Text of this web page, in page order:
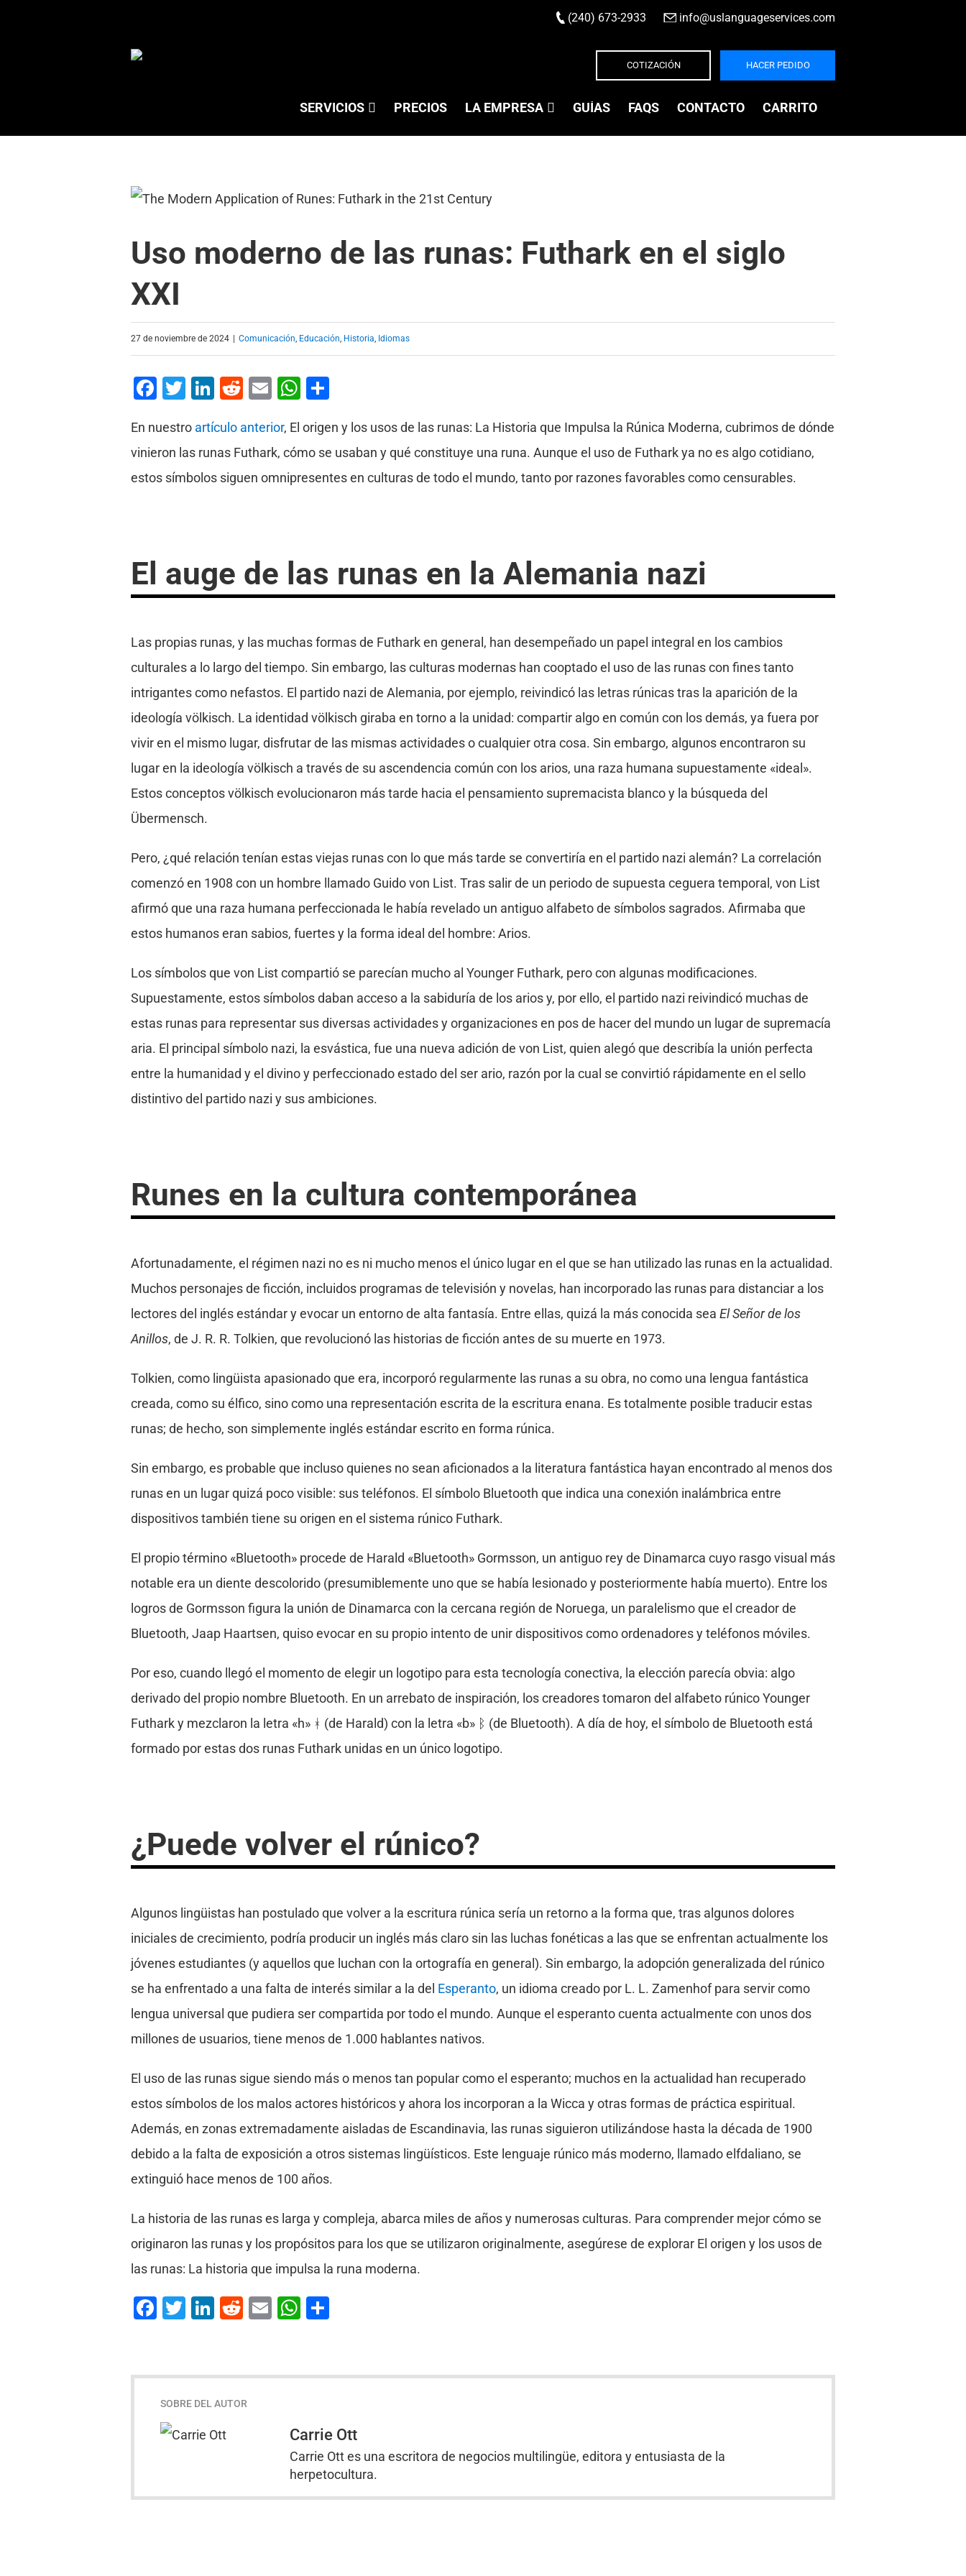
(240) 673-2933 info@uslanguageservices.com
COTIZACIÓN HACER PEDIDO
SERVICIOS PRECIOS LA EMPRESA GUÍAS FAQS CONTACTO CARRITO
Uso moderno de las runas: Futhark en el siglo
XXI
27 de noviembre de 2024 Comunicación, Educación, Historia, Idiomas
Facebook
Twitter
LinkedIn
Reddit
EmailWhatsApp
En nuestro artículo anterior, El origen y los usos de las runas: La Historia que Impulsa la Rúnica Moderna, cubrimos de dónde
vinieron las runas Futhark, cómo se usaban y qué constituye una runa. Aunque el uso de Futhark ya no es algo cotidiano,
estos símbolos siguen omnipresentes en culturas de todo el mundo, tanto por razones favorables como censurables.
El auge de las runas en la Alemania nazi
Las propias runas, y las muchas formas de Futhark en general, han desempeñado un papel integral en los cambios
culturales a lo largo del tiempo. Sin embargo, las culturas modernas han cooptado el uso de las runas con fines tanto
intrigantes como nefastos. El partido nazi de Alemania, por ejemplo, reivindicó las letras rúnicas tras la aparición de la
ideología völkisch. La identidad völkisch giraba en torno a la unidad: compartir algo en común con los demás, ya fuera por
vivir en el mismo lugar, disfrutar de las mismas actividades o cualquier otra cosa. Sin embargo, algunos encontraron su
lugar en la ideología völkisch a través de su ascendencia común con los arios, una raza humana supuestamente «ideal».
Estos conceptos völkisch evolucionaron más tarde hacia el pensamiento supremacista blanco y la búsqueda del
Übermensch.
Pero, ¿qué relación tenían estas viejas runas con lo que más tarde se convertiría en el partido nazi alemán? La correlación
comenzó en 1908 con un hombre llamado Guido von List. Tras salir de un periodo de supuesta ceguera temporal, von List
afirmó que una raza humana perfeccionada le había revelado un antiguo alfabeto de símbolos sagrados. Afirmaba que
estos humanos eran sabios, fuertes y la forma ideal del hombre: Arios.
Los símbolos que von List compartió se parecían mucho al Younger Futhark, pero con algunas modificaciones.
Supuestamente, estos símbolos daban acceso a la sabiduría de los arios y, por ello, el partido nazi reivindicó muchas de
estas runas para representar sus diversas actividades y organizaciones en pos de hacer del mundo un lugar de supremacía
aria. El principal símbolo nazi, la esvástica, fue una nueva adición de von List, quien alegó que describía la unión perfecta
entre la humanidad y el divino y perfeccionado estado del ser ario, razón por la cual se convirtió rápidamente en el sello
distintivo del partido nazi y sus ambiciones.
Runes en la cultura contemporánea
Afortunadamente, el régimen nazi no es ni mucho menos el único lugar en el que se han utilizado las runas en la actualidad.
Muchos personajes de ficción, incluidos programas de televisión y novelas, han incorporado las runas para distanciar a los
lectores del inglés estándar y evocar un entorno de alta fantasía. Entre ellas, quizá la más conocida sea El Señor de los
Anillos, de J. R. R. Tolkien, que revolucionó las historias de ficción antes de su muerte en 1973.
Tolkien, como lingüista apasionado que era, incorporó regularmente las runas a su obra, no como una lengua fantástica
creada, como su élfico, sino como una representación escrita de la escritura enana. Es totalmente posible traducir estas
runas; de hecho, son simplemente inglés estándar escrito en forma rúnica.
Sin embargo, es probable que incluso quienes no sean aficionados a la literatura fantástica hayan encontrado al menos dos
runas en un lugar quizá poco visible: sus teléfonos. El símbolo Bluetooth que indica una conexión inalámbrica entre
dispositivos también tiene su origen en el sistema rúnico Futhark.
El propio término «Bluetooth» procede de Harald «Bluetooth» Gormsson, un antiguo rey de Dinamarca cuyo rasgo visual más
notable era un diente descolorido (presumiblemente uno que se había lesionado y posteriormente había muerto). Entre los
logros de Gormsson figura la unión de Dinamarca con la cercana región de Noruega, un paralelismo que el creador de
Bluetooth, Jaap Haartsen, quiso evocar en su propio intento de unir dispositivos como ordenadores y teléfonos móviles.
Por eso, cuando llegó el momento de elegir un logotipo para esta tecnología conectiva, la elección parecía obvia: algo
derivado del propio nombre Bluetooth. En un arrebato de inspiración, los creadores tomaron del alfabeto rúnico Younger
Futhark y mezclaron la letra «h» ᚼ (de Harald) con la letra «b» ᛒ (de Bluetooth). A día de hoy, el símbolo de Bluetooth está
formado por estas dos runas Futhark unidas en un único logotipo.
¿Puede volver el rúnico?
Algunos lingüistas han postulado que volver a la escritura rúnica sería un retorno a la forma que, tras algunos dolores
iniciales de crecimiento, podría producir un inglés más claro sin las luchas fonéticas a las que se enfrentan actualmente los
jóvenes estudiantes (y aquellos que luchan con la ortografía en general). Sin embargo, la adopción generalizada del rúnico
se ha enfrentado a una falta de interés similar a la del Esperanto, un idioma creado por L. L. Zamenhof para servir como
lengua universal que pudiera ser compartida por todo el mundo. Aunque el esperanto cuenta actualmente con unos dos
millones de usuarios, tiene menos de 1.000 hablantes nativos.
El uso de las runas sigue siendo más o menos tan popular como el esperanto; muchos en la actualidad han recuperado
estos símbolos de los malos actores históricos y ahora los incorporan a la Wicca y otras formas de práctica espiritual.
Además, en zonas extremadamente aisladas de Escandinavia, las runas siguieron utilizándose hasta la década de 1900
debido a la falta de exposición a otros sistemas lingüísticos. Este lenguaje rúnico más moderno, llamado elfdaliano, se
extinguió hace menos de 100 años.
La historia de las runas es larga y compleja, abarca miles de años y numerosas culturas. Para comprender mejor cómo se
originaron las runas y los propósitos para los que se utilizaron originalmente, asegúrese de explorar El origen y los usos de
las runas: La historia que impulsa la runa moderna.
Facebook
Twitter
LinkedIn
Reddit
EmailWhatsApp
SOBRE DEL AUTOR
Carrie Ott
Carrie Ott es una escritora de negocios multilingüe, editora y entusiasta de la
herpetocultura.